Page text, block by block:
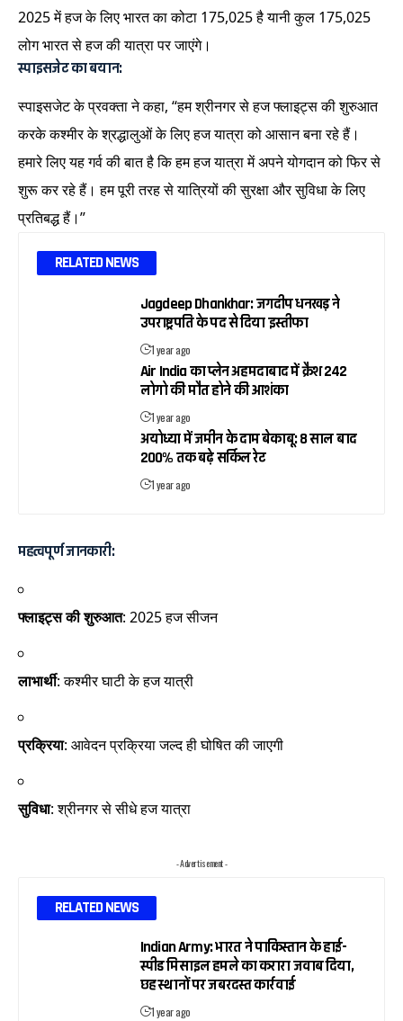
2025 में हज के लिए भारत का कोटा 175,025 है यानी कुल 175,025
लोग भारत से हज की यात्रा पर जाएंगे।
स्पाइसजेट का बयान:
स्पाइसजेट के प्रवक्ता ने कहा, “हम श्रीनगर से हज फ्लाइट्स की शुरुआत
करके कश्मीर के श्रद्धालुओं के लिए हज यात्रा को आसान बना रहे हैं।
हमारे लिए यह गर्व की बात है कि हम हज यात्रा में अपने योगदान को फिर से
शुरू कर रहे हैं। हम पूरी तरह से यात्रियों की सुरक्षा और सुविधा के लिए
प्रतिबद्ध हैं।”
RELATED NEWS
Jagdeep Dhankhar: जगदीप धनखड़ ने
उपराष्ट्रपति के पद से दिया इस्तीफा
1 year ago
Air India का प्लेन अहमदाबाद में क्रैश 242
लोगो की मौत होने की आशंका
1 year ago
अयोध्या में जमीन के दाम बेकाबू: 8 साल बाद
200% तक बढ़े सर्किल रेट
1 year ago
महत्वपूर्ण जानकारी:
फ्लाइट्स की शुरुआत: 2025 हज सीजन
लाभार्थी: कश्मीर घाटी के हज यात्री
प्रक्रिया: आवेदन प्रक्रिया जल्द ही घोषित की जाएगी
सुविधा: श्रीनगर से सीधे हज यात्रा
- Advertisement -
RELATED NEWS
Indian Army: भारत ने पाकिस्तान के हाई-
स्पीड मिसाइल हमले का करारा जवाब दिया,
छह स्थानों पर जबरदस्त कार्रवाई
1 year ago